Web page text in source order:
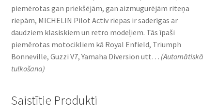
piemērotas gan priekšējām, gan aizmugurējām riteņa
riepām, MICHELIN Pilot Activ riepas ir saderīgas ar
daudziem klasiskiem un retro modeļiem. Tās īpaši
piemērotas motocikliem kā Royal Enfield, Triumph
Bonneville, Guzzi V7, Yamaha Diversion utt… (Automātiskā
tulkošana)
Saistītie Produkti